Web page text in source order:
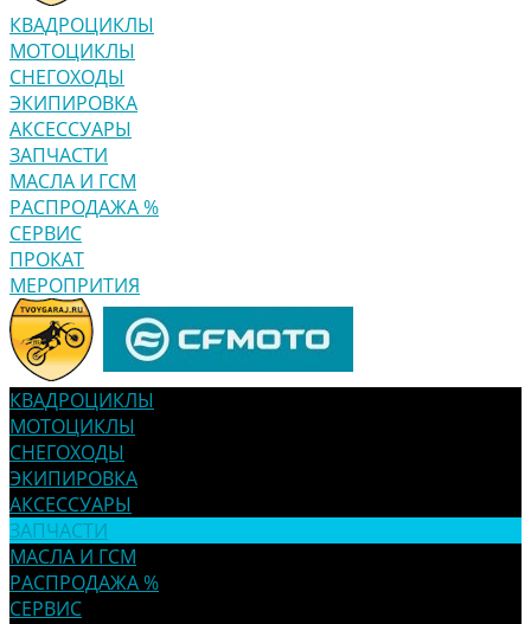
КВАДРОЦИКЛЫ
МОТОЦИКЛЫ
СНЕГОХОДЫ
ЭКИПИРОВКА
АКСЕССУАРЫ
ЗАПЧАСТИ
МАСЛА И ГСМ
РАСПРОДАЖА %
СЕРВИС
ПРОКАТ
МЕРОПРИТИЯ
КВАДРОЦИКЛЫ
МОТОЦИКЛЫ
СНЕГОХОДЫ
ЭКИПИРОВКА
АКСЕССУАРЫ
ЗАПЧАСТИ
МАСЛА И ГСМ
РАСПРОДАЖА %
СЕРВИС